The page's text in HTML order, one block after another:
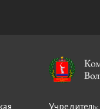
Учредитель: